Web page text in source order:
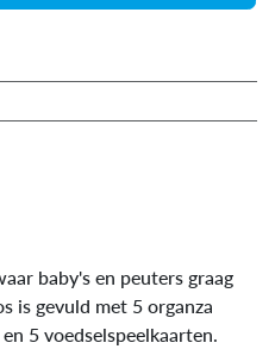
baby's en peuters graag
is gevuld met 5 organza
5 voedselspeelkaarten.